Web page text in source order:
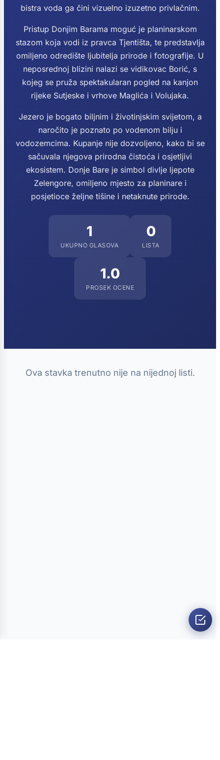
bistra voda ga čini vizuelno izuzetno privlačnim.
Pristup Donjim Barama moguć je planinarskom
stazom koja vodi iz pravca Tjentišta, te predstavlja
omiljeno odredište ljubitelja prirode i fotografije. U
neposrednoj blizini nalazi se vidikovac Borić, s
kojeg se pruža spektakularan pogled na kanjon
rijeke Sutjeske i vrhove Maglića i Volujaka.
Jezero je bogato biljnim i životinjskim svijetom, a
naročito je poznato po vodenom bilju i
vodozemcima. Kupanje nije dozvoljeno, kako bi se
sačuvala njegova prirodna čistoća i osjetljivi
ekosistem. Donje Bare je simbol divlje ljepote
Zelengore, omiljeno mjesto za planinare i
posjetioce željne tišine i netaknute prirode.
1
UKUPNO GLASOVA
0
LISTA
1.0
PROSEK OCENE
Ova stavka trenutno nije na nijednoj listi.